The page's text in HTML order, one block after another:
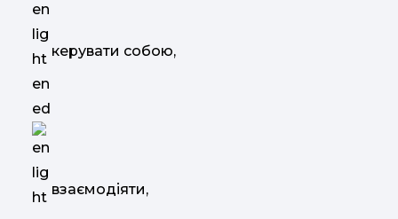
керувати собою,
взаємодіяти,